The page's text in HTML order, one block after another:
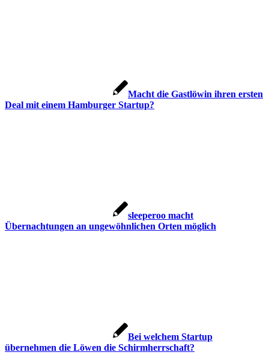
Macht die Gastlöwin ihren ersten
Deal mit einem Hamburger Startup?
sleeperoo macht
Übernachtungen an ungewöhnlichen Orten möglich
Bei welchem Startup
übernehmen die Löwen die Schirmherrschaft?